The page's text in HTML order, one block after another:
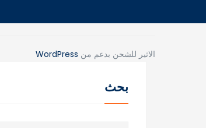
بحث
الاثير للشحن بدعم من WordPress